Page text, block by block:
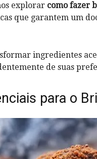
explorar como fazer
que⁣ garantem um
ingredientes
de suas
⁢para o